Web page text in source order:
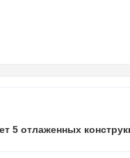
5 отлаженных